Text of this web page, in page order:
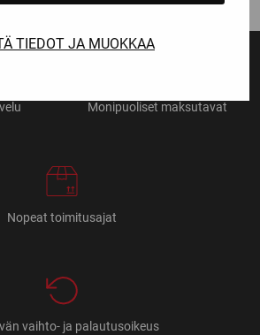
TIEDOT JA MUOKKAA
Monipuoliset maksutavat
Nopeat toimitusajat
vaihto- ja palautusoikeus